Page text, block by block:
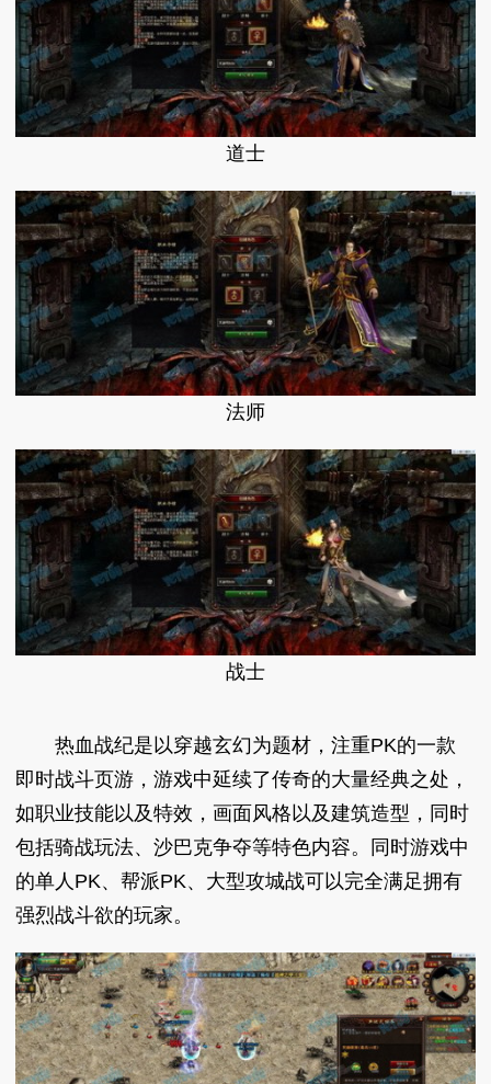
道士
法师
战士
热血战纪是以穿越玄幻为题材，注重PK的一款
即时战斗页游，游戏中延续了传奇的大量经典之处，
如职业技能以及特效，画面风格以及建筑造型，同时
包括骑战玩法、沙巴克争夺等特色内容。同时游戏中
的单人PK、帮派PK、大型攻城战可以完全满足拥有
强烈战斗欲的玩家。